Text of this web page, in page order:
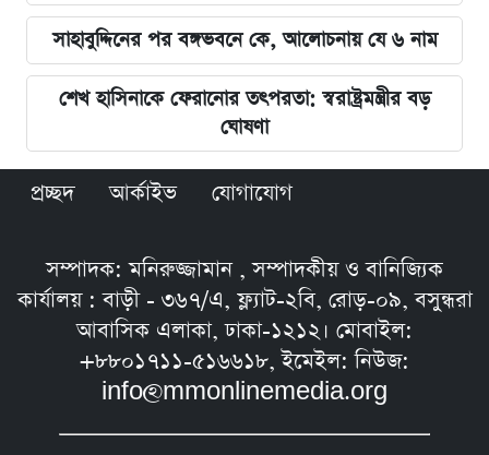
সাহাবুদ্দিনের পর বঙ্গভবনে কে, আলোচনায় যে ৬ নাম
শেখ হাসিনাকে ফেরানোর তৎপরতা: স্বরাষ্ট্রমন্ত্রীর বড়
ঘোষণা
প্রচ্ছদ আর্কাইভ যোগাযোগ
সম্পাদক: মনিরুজ্জামান , সম্পাদকীয় ও বানিজ্যিক
কার্যালয় : বাড়ী - ৩৬৭/এ, ফ্ল্যাট-২বি, রোড়-০৯, বসুন্ধরা
আবাসিক এলাকা, ঢাকা-১২১২। মোবাইল:
+৮৮০১৭১১-৫১৬৬১৮, ইমেইল: নিউজ:
info@mmonlinemedia.org